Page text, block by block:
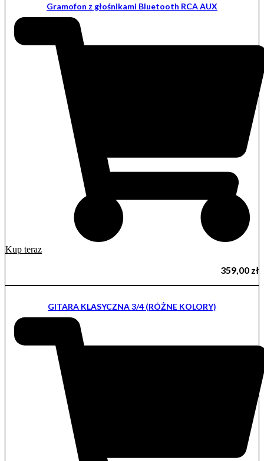
Gramofon z głośnikami Bluetooth RCA AUX
Kup teraz
359,00 zł
GITARA KLASYCZNA 3/4 (RÓŻNE KOLORY)